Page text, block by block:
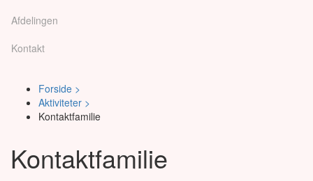
Afdelingen
Kontakt
Forside >
Aktiviteter >
Kontaktfamilie
Kontaktfamilie